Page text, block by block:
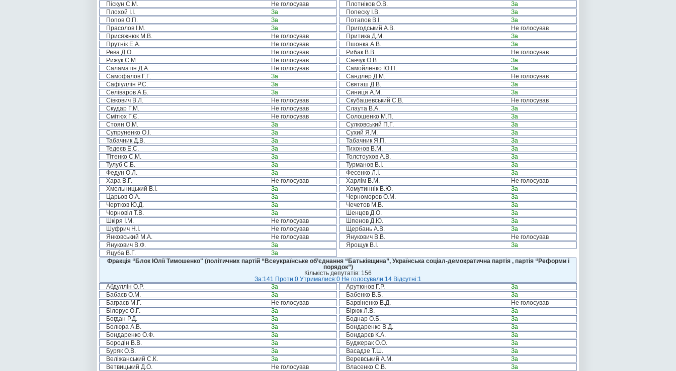
Піскун С.М.
Не голосував Плотніков О.В.
За
Плохой І.І.
За Попеску І.В.
За
Попов О.П.
За Потапов В.І.
За
Прасолов І.М.
За Пригодський А.В.
Не голосував
Присяжнюк М.В.
Не голосував Притика Д.М.
За
Прутнік Е.А.
Не голосував Пшонка А.В.
За
Рева Д.О.
Не голосував Рибак В.В.
Не голосував
Рижук С.М.
Не голосував Савчук О.В.
За
Саламатін Д.А.
Не голосував Самойленко Ю.П.
За
Самофалов Г.Г.
За Сандлер Д.М.
Не голосував
Сафіуллін Р.С.
За Святаш Д.В.
За
Селіваров А.Б.
За Синиця А.М.
За
Сівкович В.Л.
Не голосував Скубашевський С.В.
Не голосував
Скудар Г.М.
Не голосував Слаута В.А.
За
Смітюх Г.Є.
Не голосував Солошенко М.П.
За
Стоян О.М.
За Сулковський П.Г.
За
Супруненко О.І.
За Сухий Я.М.
За
Табачник Д.В.
За Табачник Я.П.
За
Тедеєв Е.С.
За Тихонов В.М.
За
Тітенко С.М.
За Толстоухов А.В.
За
Тулуб С.Б.
За Турманов В.І.
За
Федун О.Л.
За Фесенко Л.І.
За
Хара В.Г.
Не голосував Харлім В.М.
Не голосував
Хмельницький В.І.
За Хомутиннік В.Ю.
За
Царьов О.А.
За Черноморов О.М.
За
Чертков Ю.Д.
За Чечетов М.В.
За
Чорновіл Т.В.
За Шенцев Д.О.
За
Шкіря І.М.
Не голосував Шпенов Д.Ю.
За
Шуфрич Н.І.
Не голосував Щербань А.В.
За
Янковський М.А.
Не голосував Янукович В.В.
Не голосував
Янукович В.Ф.
За Ярощук В.І.
За
Яцуба В.Г.
За
Фракція “Блок Юлії Тимошенко" (політичних партій “Всеукраїнське об’єднання “Батьківщина”, Українська соціал-демократична партія , партія “Реформи і
порядок”)
Кількість депутатів: 156
За:141 Проти:0 Утрималися:0 Не голосували:14 Відсутні:1
Абдуллін О.Р.
За Арутюнов Г.Р.
За
Бабаєв О.М.
За Бабенко В.Б.
За
Баграєв М.Г.
Не голосував Барвіненко В.Д.
Не голосував
Білорус О.Г.
За Бірюк Л.В.
За
Богдан Р.Д.
За Боднар О.Б.
За
Болюра А.В.
За Бондаренко В.Д.
За
Бондаренко О.Ф.
За Бондарєв К.А.
За
Бородін В.В.
За Буджерак О.О.
За
Буряк О.В.
За Васадзе Т.Ш.
За
Веліжанський С.К.
За Веревський А.М.
За
Ветвицький Д.О.
Не голосував Власенко С.В.
За